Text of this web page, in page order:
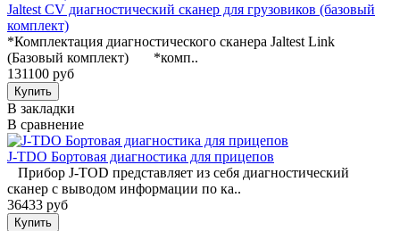
Jaltest CV диагностический сканер для грузовиков (базовый
комплект)
*Комплектация диагностического сканера Jaltest Link
(Базовый комплект) *комп..
131100 руб
В закладки
В сравнение
J-TDO Бортовая диагностика для прицепов
Прибор J-TOD представляет из себя диагностический
сканер с выводом информации по ка..
36433 руб